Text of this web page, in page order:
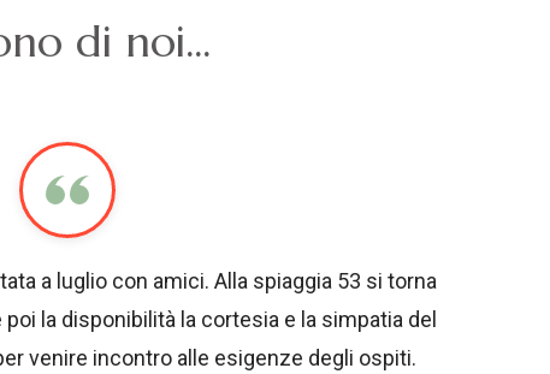
di noi...
a luglio con amici. Alla spiaggia 53 si torna
la disponibilità la cortesia e la simpatia del
venire incontro alle esigenze degli ospiti.